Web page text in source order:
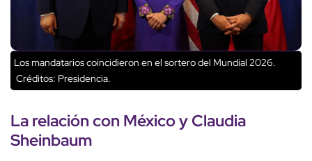
Los mandatarios coincidieron en el sortero del Mundial 2026.
Créditos: Presidencia.
La relación con México yClaudia
Sheinbaum